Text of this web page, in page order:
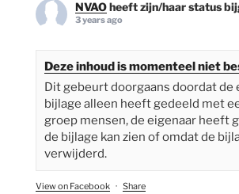
NVAOheeft zijn/haar status
3 years ago
Deze inhoud is momenteel niet
Dit gebeurt doorgaans doordat de
bijlage alleen heeft gedeeld met
groep mensen, de eigenaar heeft
de bijlage kan zien of omdat de
verwijderd.
View on Facebook · Share